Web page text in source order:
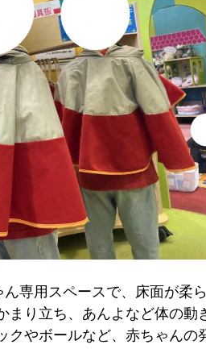
ん専用スペースで、床面が柔ら
まり立ち、あんよなど体の動
クやボールなど、赤ちゃんの